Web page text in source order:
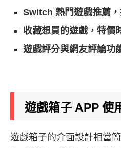
Switch 熱門遊戲推薦
收藏想買的遊戲，特價
遊戲評分與網友評論功
遊戲箱子 APP 使
遊戲箱子的介面設計相當